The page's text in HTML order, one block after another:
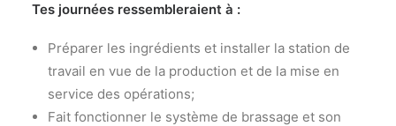
Tes journées ressembleraient à :
Préparer les ingrédients et installer la station de
travail en vue de la production et de la mise en
service des opérations;
Fait fonctionner le système de brassage et son